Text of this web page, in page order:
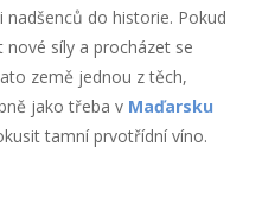
do historie. Pokud
síly a procházet se
země jednou z těch,
jako třeba v Maďarsku
tamní prvotřídní víno.